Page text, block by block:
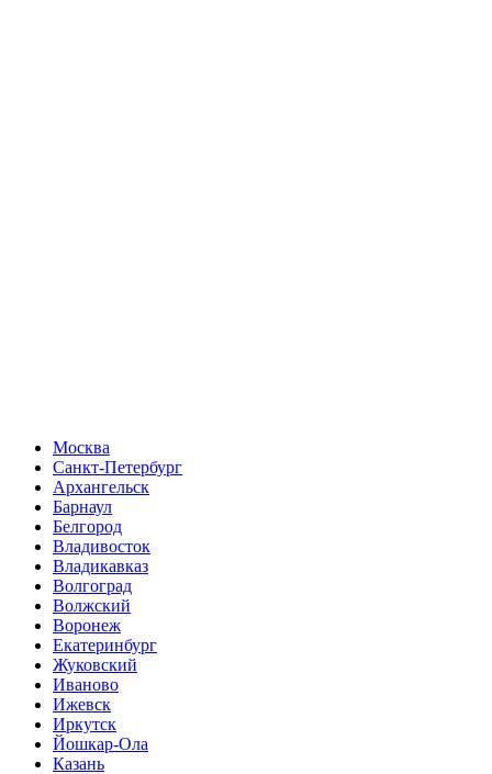
Москва
Санкт-Петербург
Архангельск
Барнаул
Белгород
Владивосток
Владикавказ
Волгоград
Волжский
Воронеж
Екатеринбург
Жуковский
Иваново
Ижевск
Иркутск
Йошкар-Ола
Казань